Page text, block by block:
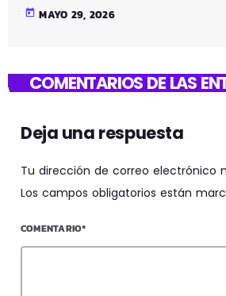
today MAYO 29, 2026
COMENTARIOS DE LAS
Deja una respuesta
Tu dirección de correo electrónico
Los campos obligatorios están
COMENTARIO*